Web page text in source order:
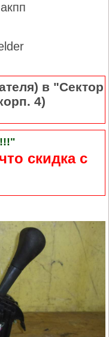
в "Сектор
4)
скидка с